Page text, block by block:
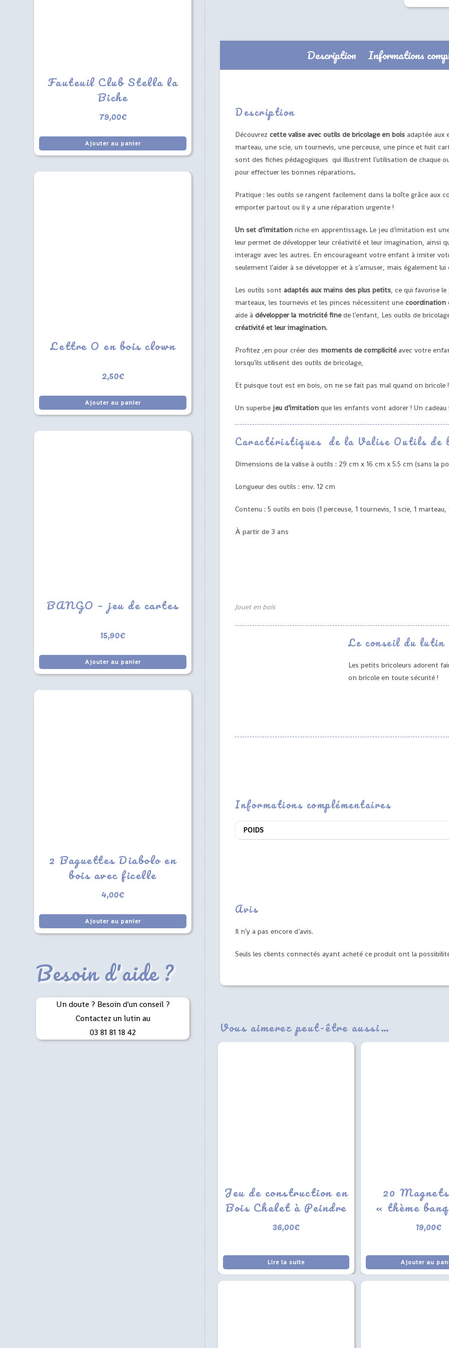
Description Informations
Description
Découvrez cette valise avec outils de bricolage en bois adaptée aux
marteau, une scie, un tournevis, une perceuse, une pince et huit
sont des fiches pédagogiques qui illustrent l’utilisation de chaque
pour effectuer les bonnes réparations.
Pratique : les outils se rangent facilement dans la boîte grâce aux
emporter partout ou il y a une réparation urgente !
Un set d’imitation riche en apprentissage. Le jeu d’imitation est
leur permet de développer leur créativité et leur imagination, ainsi
interagir avec les autres. En encourageant votre enfant à imiter
seulement l’aider à se développer et à s’amuser, mais également
Les outils sont adaptés aux mains des plus petits, ce qui favorise
marteaux, les tournevis et les pinces nécessitent une coordination
aide à développer la motricité finede l’enfant, Les outils de
créativité et leur imagination.
Profitez ,en pour créer des moments de complicitéavec votre
lorsqu’ils utilisent des outils de bricolage,
Et puisque tout est en bois, on ne se fait pas mal quand on bricole
Un superbe jeu d’imitation que les enfants vont adorer ! Un
Caractéristiques de la Valise Outils de
Dimensions de la valise à outils : 29 cm x 16 cm x 5.5 cm (sans la
Longueur des outils : env. 12 cm
Contenu : 5 outils en bois (1 perceuse, 1 tournevis, 1 scie, 1
À partir de 3 ans
Jouet en bois
Le conseil du lutin
Les petits bricoleurs adorent
on bricole en toute sécurité !
Informations complémentaires
POIDS
Avis
Il n’y a pas encore d’avis.
Seuls les clients connectés ayant acheté ce produit ont la
Vous aimerez peut-être aussi…
Jeu de construction en
Bois Chalet à Peindre
36,00€
Lire la suite
20
« thème
19,00€
Ajouter au
Fauteuil Club Stella la
Biche
79,00€
Ajouter au panier
Lettre O en bois clown
2,50€
Ajouter au panier
BANGO – jeu de cartes
15,90€
Ajouter au panier
2 Baguettes Diabolo en
bois avec ficelle
4,00€
Ajouter au panier
Besoin d'aide ?
Un doute ? Besoin d'un conseil ?
Contactez un lutin au
03 81 81 18 42